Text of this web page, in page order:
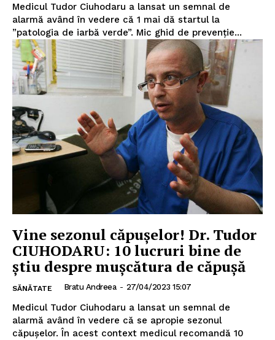
Medicul Tudor Ciuhodaru a lansat un semnal de
alarmă având în vedere că 1 mai dă startul la
”patologia de iarbă verde”. Mic ghid de prevenție...
Vine sezonul căpușelor! Dr. Tudor
CIUHODARU: 10 lucruri bine de
știu despre muşcătura de căpuşă
SĂNĂTATE Bratu Andreea - 27/04/2023 15:07
Medicul Tudor Ciuhodaru a lansat un semnal de
alarmă având în vedere că se apropie sezonul
căpușelor. În acest context medicul recomandă 10